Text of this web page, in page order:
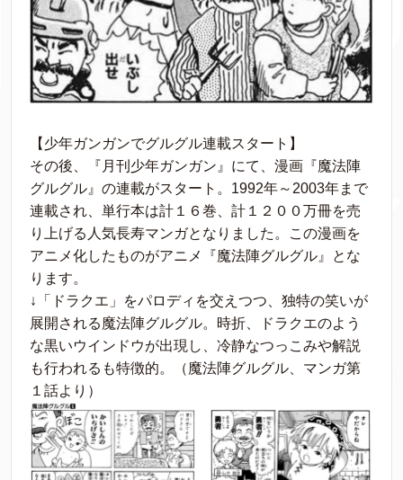
【少年ガンガンでグルグル連載スタート】
その後、『月刊少年ガンガン』にて、漫画『魔法陣
グルグル』の連載がスタート。1992年～2003年まで
連載され、単行本は計１６巻、計１２００万冊を売
り上げる人気長寿マンガとなりました。この漫画を
アニメ化したものがアニメ『魔法陣グルグル』とな
ります。
↓「ドラクエ」をパロディを交えつつ、独特の笑いが
展開される魔法陣グルグル。時折、ドラクエのよう
な黒いウインドウが出現し、冷静なつっこみや解説
も行われるも特徴的。（魔法陣グルグル、マンガ第
１話より）